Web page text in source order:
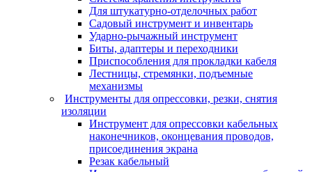
Для штукатурно-отделочных работ
Садовый инструмент и инвентарь
Ударно-рычажный инструмент
Биты, адаптеры и переходники
Приспособления для прокладки кабеля
Лестницы, стремянки, подъемные
механизмы
Инструменты для опрессовки, резки, снятия
изоляции
Инструмент для опрессовки кабельных
наконечников, оконцевания проводов,
присоединения экрана
Резак кабельный